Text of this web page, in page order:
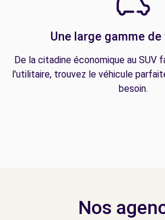
Une large gamme
De la citadine économique au SUV
l'utilitaire, trouvez le véhicule
besoin.
Nos